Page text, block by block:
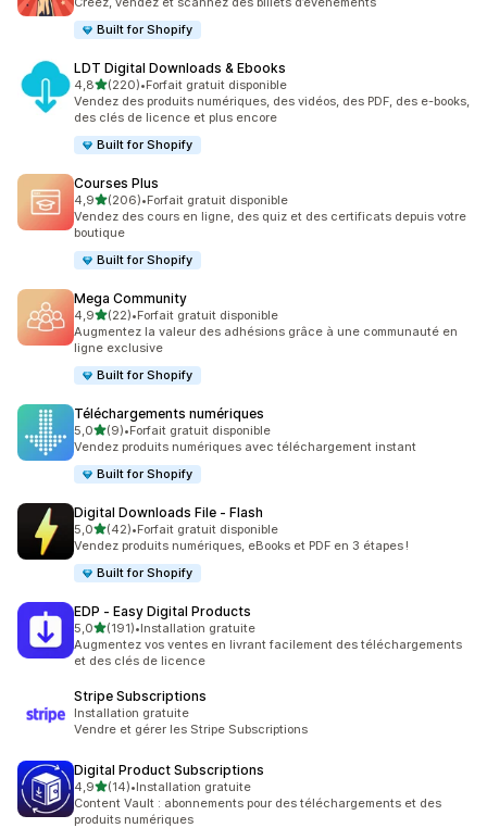
Built for Shopify
LDT Digital Downloads & Ebooks
4,8étoile(s) sur 5
(220)
220 avis au total
•Forfait gratuit disponible
Vendez des produits numériques, des vidéos, des PDF, des e-books,
des clés de licence et plus encore
Built for Shopify
Courses Plus
4,9étoile(s) sur 5
(206)
206 avis au total
•Forfait gratuit disponible
Vendez des cours en ligne, des quiz et des certificats depuis votre
boutique
Built for Shopify
Mega Community
4,9étoile(s) sur 5
(22)
22 avis au total
•Forfait gratuit disponible
Augmentez la valeur des adhésions grâce à une communauté en
ligne exclusive
Built for Shopify
Téléchargements numériques
5,0étoile(s) sur 5
(9)
9 avis au total
•Forfait gratuit disponible
Vendez produits numériques avec téléchargement instant
Built for Shopify
Digital Downloads File ‑ Flash
5,0étoile(s) sur 5
(42)
42 avis au total
•Forfait gratuit disponible
Vendez produits numériques, eBooks et PDF en 3 étapes !
Built for Shopify
EDP ‑ Easy Digital Products
5,0étoile(s) sur 5
(191)
191 avis au total
•Installation gratuite
Augmentez vos ventes en livrant facilement des téléchargements
et des clés de licence
Stripe Subscriptions
Installation gratuite
Vendre et gérer les Stripe Subscriptions
Digital Product Subscriptions
4,9étoile(s) sur 5
(14)
14 avis au total
•Installation gratuite
Content Vault : abonnements pour des téléchargements et des
produits numériques